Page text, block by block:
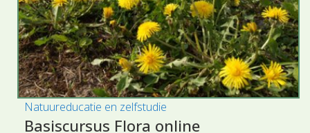
Natuureducatie en zelfstudie
Basiscursus Flora online